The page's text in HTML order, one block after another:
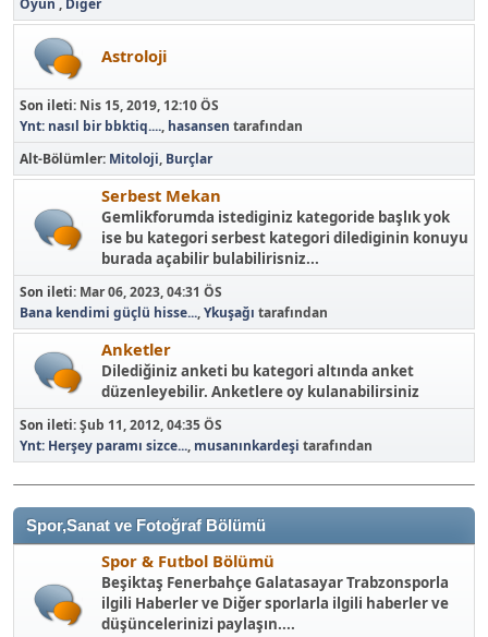
Oyun
Diğer
Astroloji
Son ileti: Nis 15, 2019, 12:10 ÖS
Ynt: nasıl bir bbktiq...., hasansen tarafından
Alt-Bölümler Mitoloji Burçlar
Serbest Mekan
Gemlikforumda istediginiz kategoride başlık yok
ise bu kategori serbest kategori dilediginin konuyu
burada açabilir bulabilirisniz...
Son ileti: Mar 06, 2023, 04:31 ÖS
Bana kendimi güçlü hisse...,Ykuşağı tarafından
Anketler
Dilediğiniz anketi bu kategori altında anket
düzenleyebilir. Anketlere oy kulanabilirsiniz
Son ileti:Şub 11, 2012, 04:35 ÖS
Ynt: Herşey paramı sizce..., musanınkardeşi tarafından
Spor,Sanat ve Fotoğraf Bölümü
Spor & Futbol Bölümü
Beşiktaş Fenerbahçe Galatasayar Trabzonsporla
ilgili Haberler ve Diğer sporlarla ilgili haberler ve
düşüncelerinizi paylaşın....